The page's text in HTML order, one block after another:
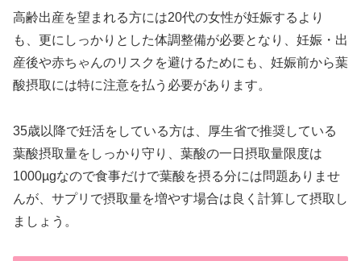
高齢出産を望まれる方には20代の女性が妊娠するより
も、更にしっかりとした体調整備が必要となり、妊娠・出
産後や赤ちゃんのリスクを避けるためにも、妊娠前から葉
酸摂取には特に注意を払う必要があります。
35歳以降で妊活をしている方は、厚生省で推奨している
葉酸摂取量をしっかり守り、葉酸の一日摂取量限度は
1000µgなので食事だけで葉酸を摂る分には問題ありませ
んが、サプリで摂取量を増やす場合は良く計算して摂取し
ましょう。